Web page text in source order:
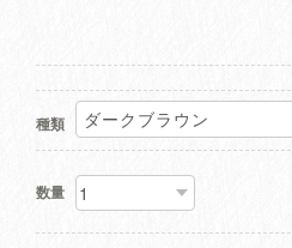
種類
数量